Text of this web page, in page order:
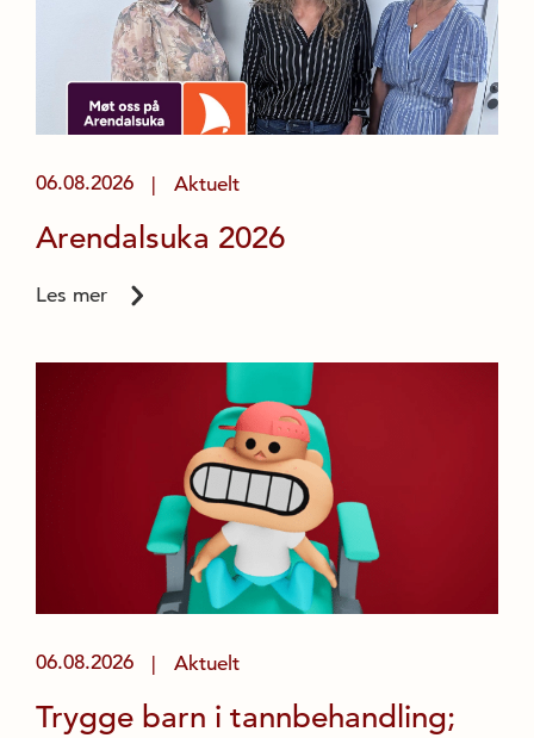
06.08.2026 Aktuelt
Arendalsuka 2026
Les mer
06.08.2026 Aktuelt
Trygge barn i tannbehandling;